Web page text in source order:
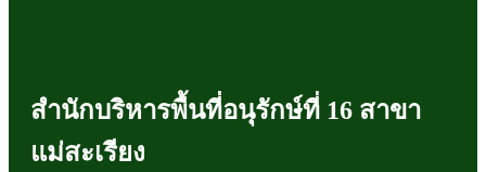
สำนักบริหารพื้นที่อนุรักษ์ที่ 16 สาขา
แม่สะเรียง